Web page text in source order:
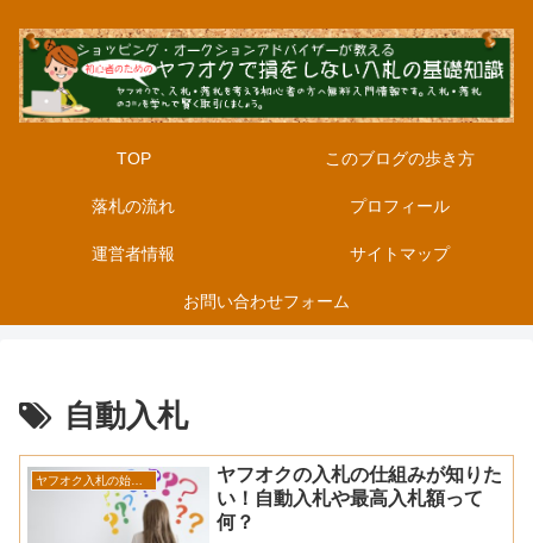
TOP このブログの歩き方
落札の流れ プロフィール
運営者情報 サイトマップ
お問い合わせフォーム
自動入札
ヤフオク入札の始め方
ヤフオクの入札の仕組みが知りた
い！自動入札や最高入札額って
何？